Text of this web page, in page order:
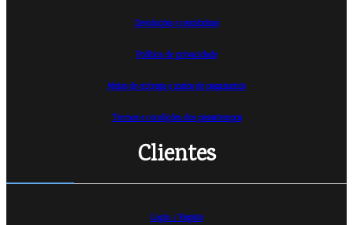
Devoluções e reembolsos
Política de privacidade
Meios de entrega e meios de pagamento
Termos e condições dos passatempos
Clientes
Login / Registo